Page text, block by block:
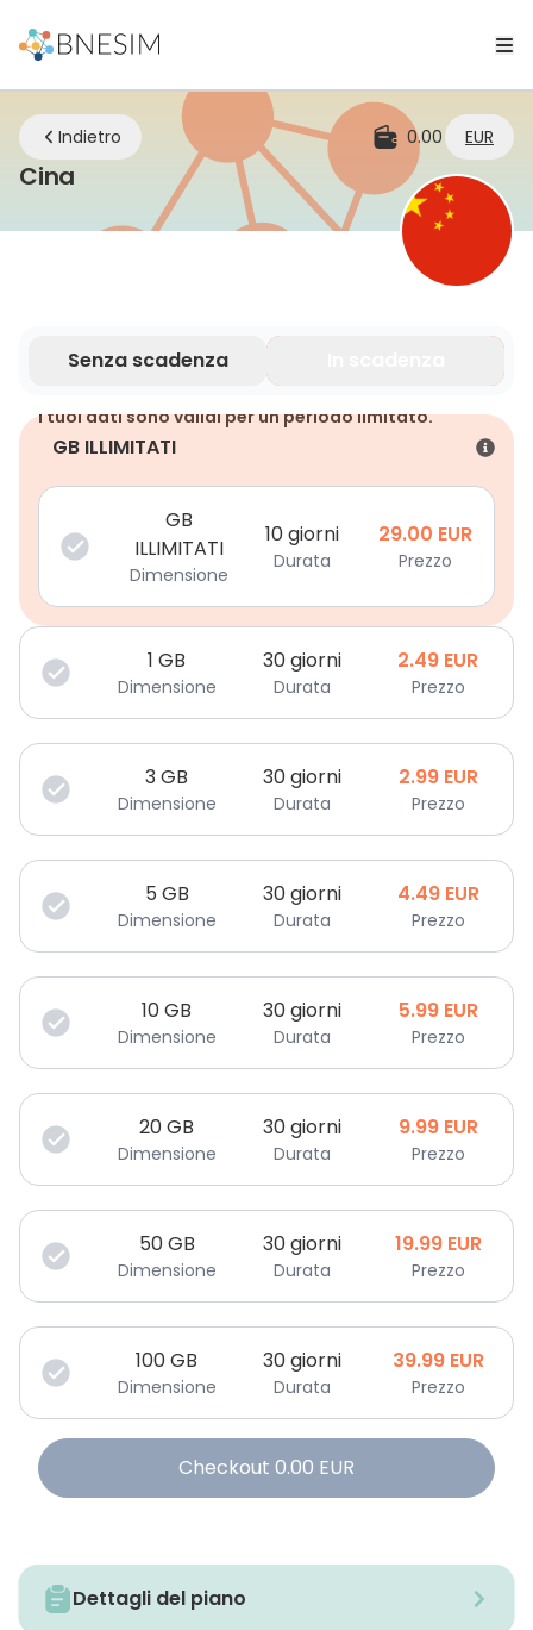
Indietro 0.00 EUR
Cina eSIM | Rimani connesso ovunque tu
Senza scadenza
I tuoi dati sono validi per un periodo limitato.
GB ILLIMITATI
GB
ILLIMITATI
Dimensione
10 giorni
Durata
29.00 EUR
Prezzo
1 GB
Dimensione
30 giorni
Durata
2.49 EUR
Prezzo
3GB
Dimensione
30 giorni
Durata
2.99 EUR
Prezzo
5 GB
Dimensione
30 giorni
Durata
4.49 EUR
Prezzo
10GB
Dimensione
30 giorni
Durata
5.99 EUR
Prezzo
20GB
Dimensione
30 giorni
Durata
9.99 EUR
Prezzo
50GB
Dimensione
30 giorni
Durata
19.99 EUR
Prezzo
100GB
Dimensione
30 giorni
Durata
39.99 EUR
Prezzo
Checkout 0.00 EUR
Dettagli del piano